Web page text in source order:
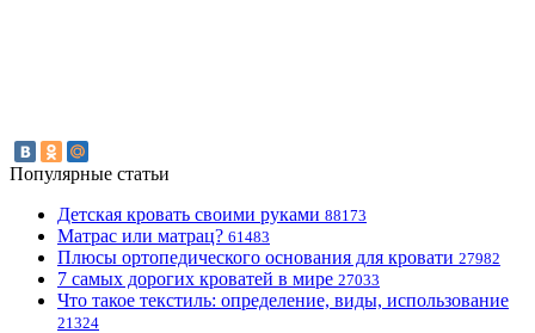
Популярные статьи
Детская кровать своими руками 88173
Матрас или матрац? 61483
Плюсы ортопедического основания для кровати 27982
7 самых дорогих кроватей в мире 27033
Что такое текстиль: определение, виды, использование
21324